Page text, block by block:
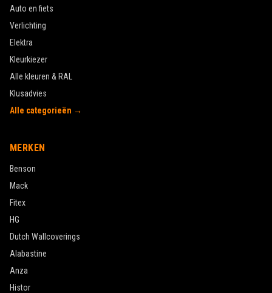
Auto en fiets
Verlichting
Elektra
Kleurkiezer
Alle kleuren & RAL
Klusadvies
Alle categorieën →
MERKEN
Benson
Mack
Fitex
HG
Dutch Wallcoverings
Alabastine
Anza
Histor